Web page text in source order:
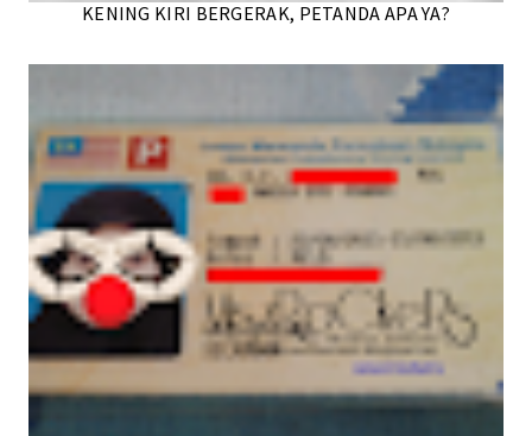
KENING KIRI BERGERAK, PETANDA APA YA?